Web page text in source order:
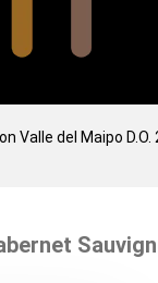
Valle del Maipo D.O.